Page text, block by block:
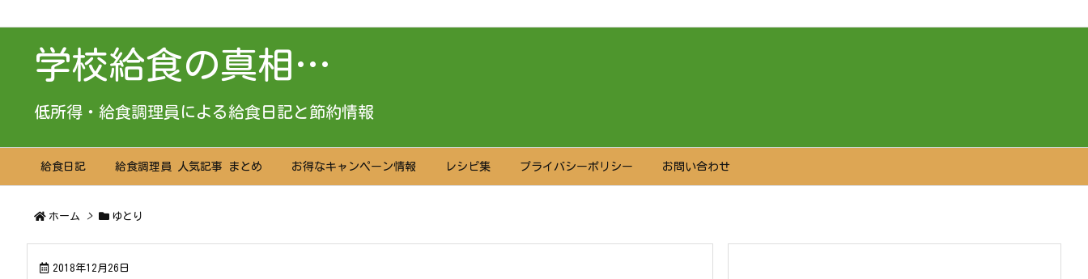
学校給食の真相…
低所得・給食調理員による給食日記と節約情報
給食日記 給食調理員 人気記事 まとめ お得なキャンペーン情報 レシピ集 プライバシーポリシー お問い合わせ
ホーム > ゆとり
2018年12月26日